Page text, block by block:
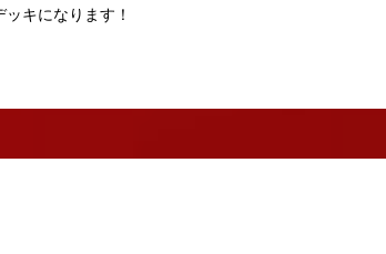
キになります！